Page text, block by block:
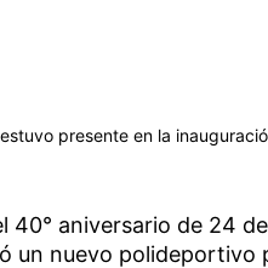
presente en la
40° aniversario de 24
un nuevo polideportivo